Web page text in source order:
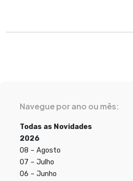
Navegue por ano ou mês:
Todas as Novidades
2026
08 – Agosto
07 – Julho
06 – Junho